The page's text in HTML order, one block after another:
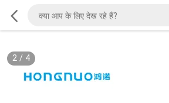
2/ 4